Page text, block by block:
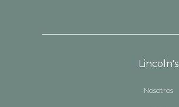
Lincoln's
Nosotros